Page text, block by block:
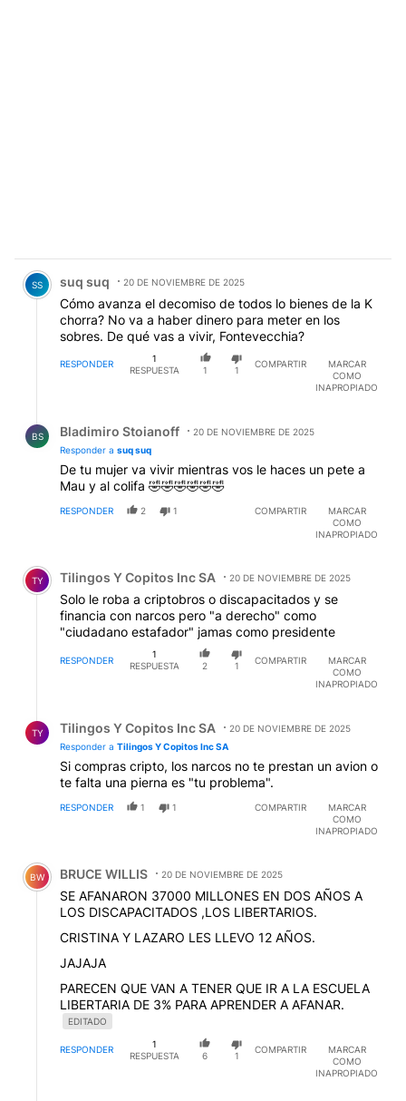
Comentario de suq suq.
SS suq suq 20 DE NOVIEMBRE DE 2025
Cómo avanza el decomiso de todos lo bienes de la K
chorra? No va a haber dinero para meter en los
sobres. De qué vas a vivir, Fontevecchia?
RESPONDER
1
RESPUESTA
1 1
COMPARTIR
MARCAR
COMO
INAPROPIADO
BS Bladimiro Stoianoff
20 DE NOVIEMBRE DE 2025
Responder a suq suq
De tu mujer va vivir mientras vos le haces un pete a
Mau y al colifa 🤣🤣🤣🤣🤣🤣
RESPONDER 2 1 COMPARTIR
MARCAR
COMO
INAPROPIADO
Comentario de Tilingos Y Copitos Inc SA.
TY Tilingos Y Copitos Inc SA 20 DE NOVIEMBRE DE 2025
Solo le roba a criptobros o discapacitados y se
financia con narcos pero "a derecho" como
"ciudadano estafador" jamas como presidente
RESPONDER
1
RESPUESTA
2 1
COMPARTIR
MARCAR
COMO
INAPROPIADO
TY Tilingos Y Copitos Inc SA
20 DE NOVIEMBRE DE 2025
Responder a Tilingos Y Copitos Inc SA
Si compras cripto, los narcos no te prestan un avion o
te falta una pierna es "tu problema".
RESPONDER 1 1 COMPARTIR
MARCAR
COMO
INAPROPIADO
Comentario de BRUCE WILLIS.
BW BRUCE WILLIS 20 DE NOVIEMBRE DE 2025
SE AFANARON 37000 MILLONES EN DOS AÑOS A
LOS DISCAPACITADOS ,LOS LIBERTARIOS.
CRISTINA Y LAZARO LES LLEVO 12 AÑOS.
JAJAJA
PARECEN QUE VAN A TENER QUE IR A LA ESCUELA
LIBERTARIA DE 3% PARA APRENDER A AFANAR.
EDITADO
RESPONDER
1
RESPUESTA
6 1
COMPARTIR
MARCAR
COMO
INAPROPIADO